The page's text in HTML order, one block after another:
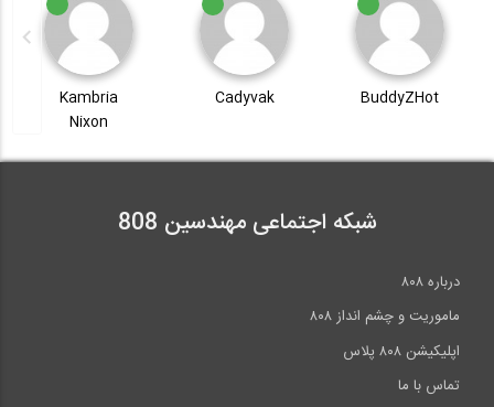
BuddyZHot
Cadyvak
Kambria
Nixon
شبکه اجتماعی مهندسین 808
درباره ۸۰۸
ماموریت و چشم انداز ۸۰۸
اپلیکیشن ۸۰۸ پلاس
تماس با ما